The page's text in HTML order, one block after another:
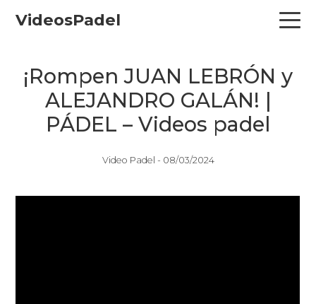
VideosPadel
¡Rompen JUAN LEBRÓN y
ALEJANDRO GALÁN! |
PÁDEL – Videos padel
Video Padel - 08/03/2024